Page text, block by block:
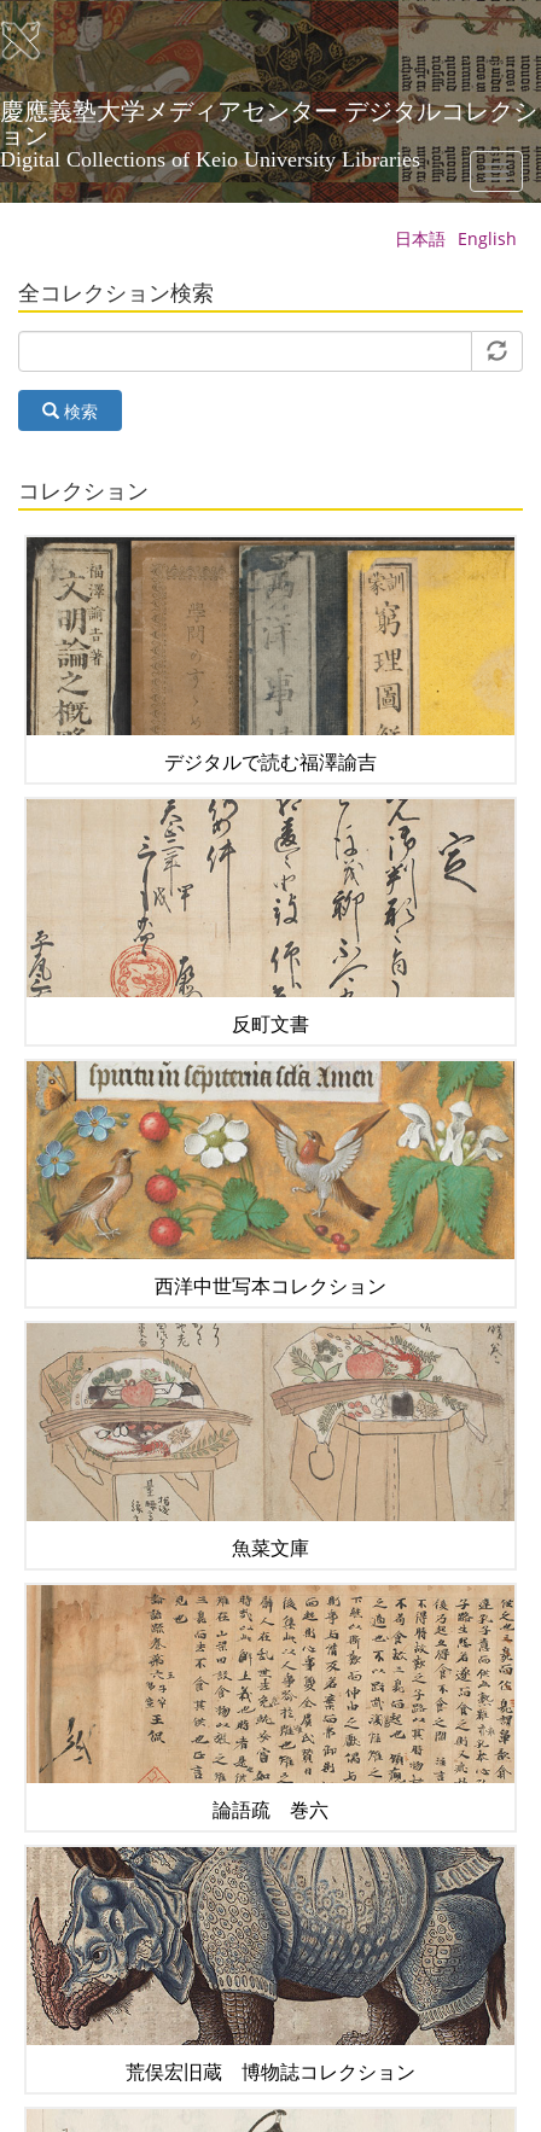
メ
イ
ン
コ
ン
テ
ン
ツ
に
慶應義塾大学メディアセンター デジタルコレクシ
ョン
Digital Collections of Keio University Libraries
Toggle
日本語 English
全コレクション検索
検索
コレクション
デジタルで読む福澤諭吉
反町文書
西洋中世写本コレクション
魚菜文庫
論語疏 巻六
荒俣宏旧蔵 博物誌コレクション